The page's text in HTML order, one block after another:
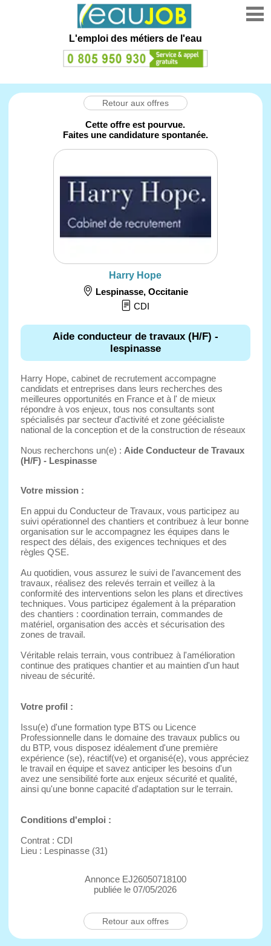
L'emploi des métiers de l'eau
Retour aux offres
Cette offre est pourvue.
Faites une candidature spontanée.
Harry Hope
Lespinasse, Occitanie
CDI
Aide conducteur de travaux (H/F) -
lespinasse
Harry Hope, cabinet de recrutement accompagne
candidats et entreprises dans leurs recherches des
meilleures opportunités en France et à l' de mieux
répondre à vos enjeux, tous nos consultants sont
spécialisés par secteur d'activité et zone géécialiste
national de la conception et de la construction de réseaux
Nous recherchons un(e) : Aide Conducteur de Travaux
(H/F) - Lespinasse
Votre mission :
En appui du Conducteur de Travaux, vous participez au
suivi opérationnel des chantiers et contribuez à leur bonne
organisation sur le accompagnez les équipes dans le
respect des délais, des exigences techniques et des
règles QSE.
Au quotidien, vous assurez le suivi de l'avancement des
travaux, réalisez des relevés terrain et veillez à la
conformité des interventions selon les plans et directives
techniques. Vous participez également à la préparation
des chantiers : coordination terrain, commandes de
matériel, organisation des accès et sécurisation des
zones de travail.
Véritable relais terrain, vous contribuez à l'amélioration
continue des pratiques chantier et au maintien d'un haut
niveau de sécurité.
Votre profil :
Issu(e) d'une formation type BTS ou Licence
Professionnelle dans le domaine des travaux publics ou
du BTP, vous disposez idéalement d'une première
expérience (se), réactif(ve) et organisé(e), vous appréciez
le travail en équipe et savez anticiper les besoins d'un
avez une sensibilité forte aux enjeux sécurité et qualité,
ainsi qu'une bonne capacité d'adaptation sur le terrain.
Conditions d'emploi :
Contrat : CDI
Lieu : Lespinasse (31)
Annonce EJ26050718100
publiée le 07/05/2026
Retour aux offres